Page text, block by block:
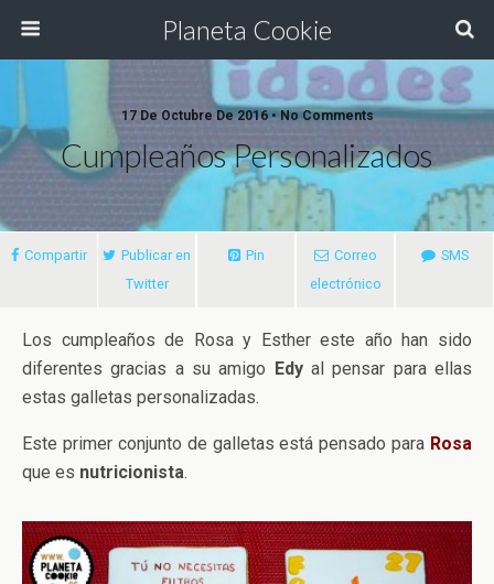
Planeta Cookie
17 De Octubre De 2016 • No Comments
Cumpleaños Personalizados
Compartir
Publicar en
Twitter
Pin
Correo
electrónico
SMS
Los cumpleaños de Rosa y Esther este año han sido
diferentes gracias a su amigo Edyal pensar para ellas
estas galletas personalizadas.
Este primer conjunto de galletas está pensado para Rosa
que es nutricionista.